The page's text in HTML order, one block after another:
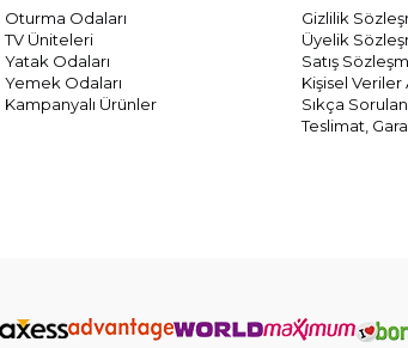
Oturma Odaları
TV Üniteleri
Yatak Odaları
Yemek Odaları
Kampanyalı Ürünler
Gizlilik
Üyelik
Satış
Kişisel Veriler
Sıkça
Teslimat,